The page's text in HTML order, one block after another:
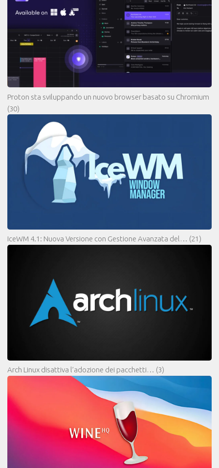
Proton sta sviluppando un nuovo browser basato su Chromium
(30)
IceWM 4.1: Nuova Versione con Gestione Avanzata del… (21)
Arch Linux disattiva l’adozione dei pacchetti… (3)